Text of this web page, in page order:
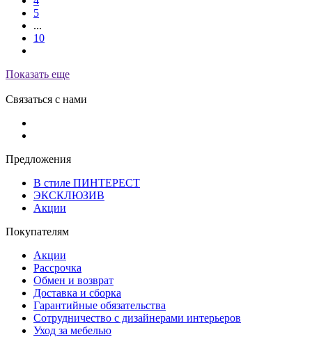
5
...
10
Показать еще
Связаться с нами
Предложения
В стиле ПИНТЕРЕСТ
ЭКСКЛЮЗИВ
Акции
Покупателям
Акции
Рассрочка
Обмен и возврат
Доставка и сборка
Гарантийные обязательства
Сотрудничество с дизайнерами интерьеров
Уход за мебелью